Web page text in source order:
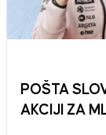
POŠTA
AKCIJI ZA